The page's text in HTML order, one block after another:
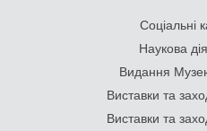
Соціальні
Наукова
Видання
Виставки та
Виставки та